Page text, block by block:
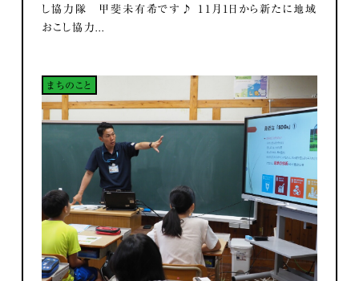
し協力隊 甲斐未有希です♪ 11月1日から新たに地域
おこし協力...
まちのこと